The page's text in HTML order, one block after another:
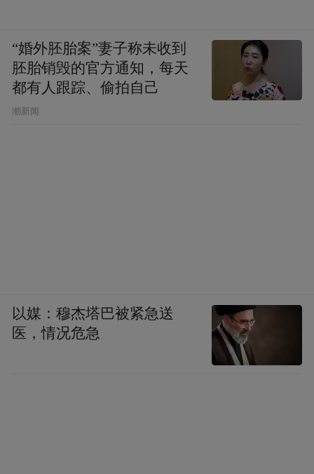
“婚外胚胎案”妻子称未收到
胚胎销毁的官方通知，每天
都有人跟踪、偷拍自己
潮新闻
以媒：穆杰塔巴被紧急送
医，情况危急